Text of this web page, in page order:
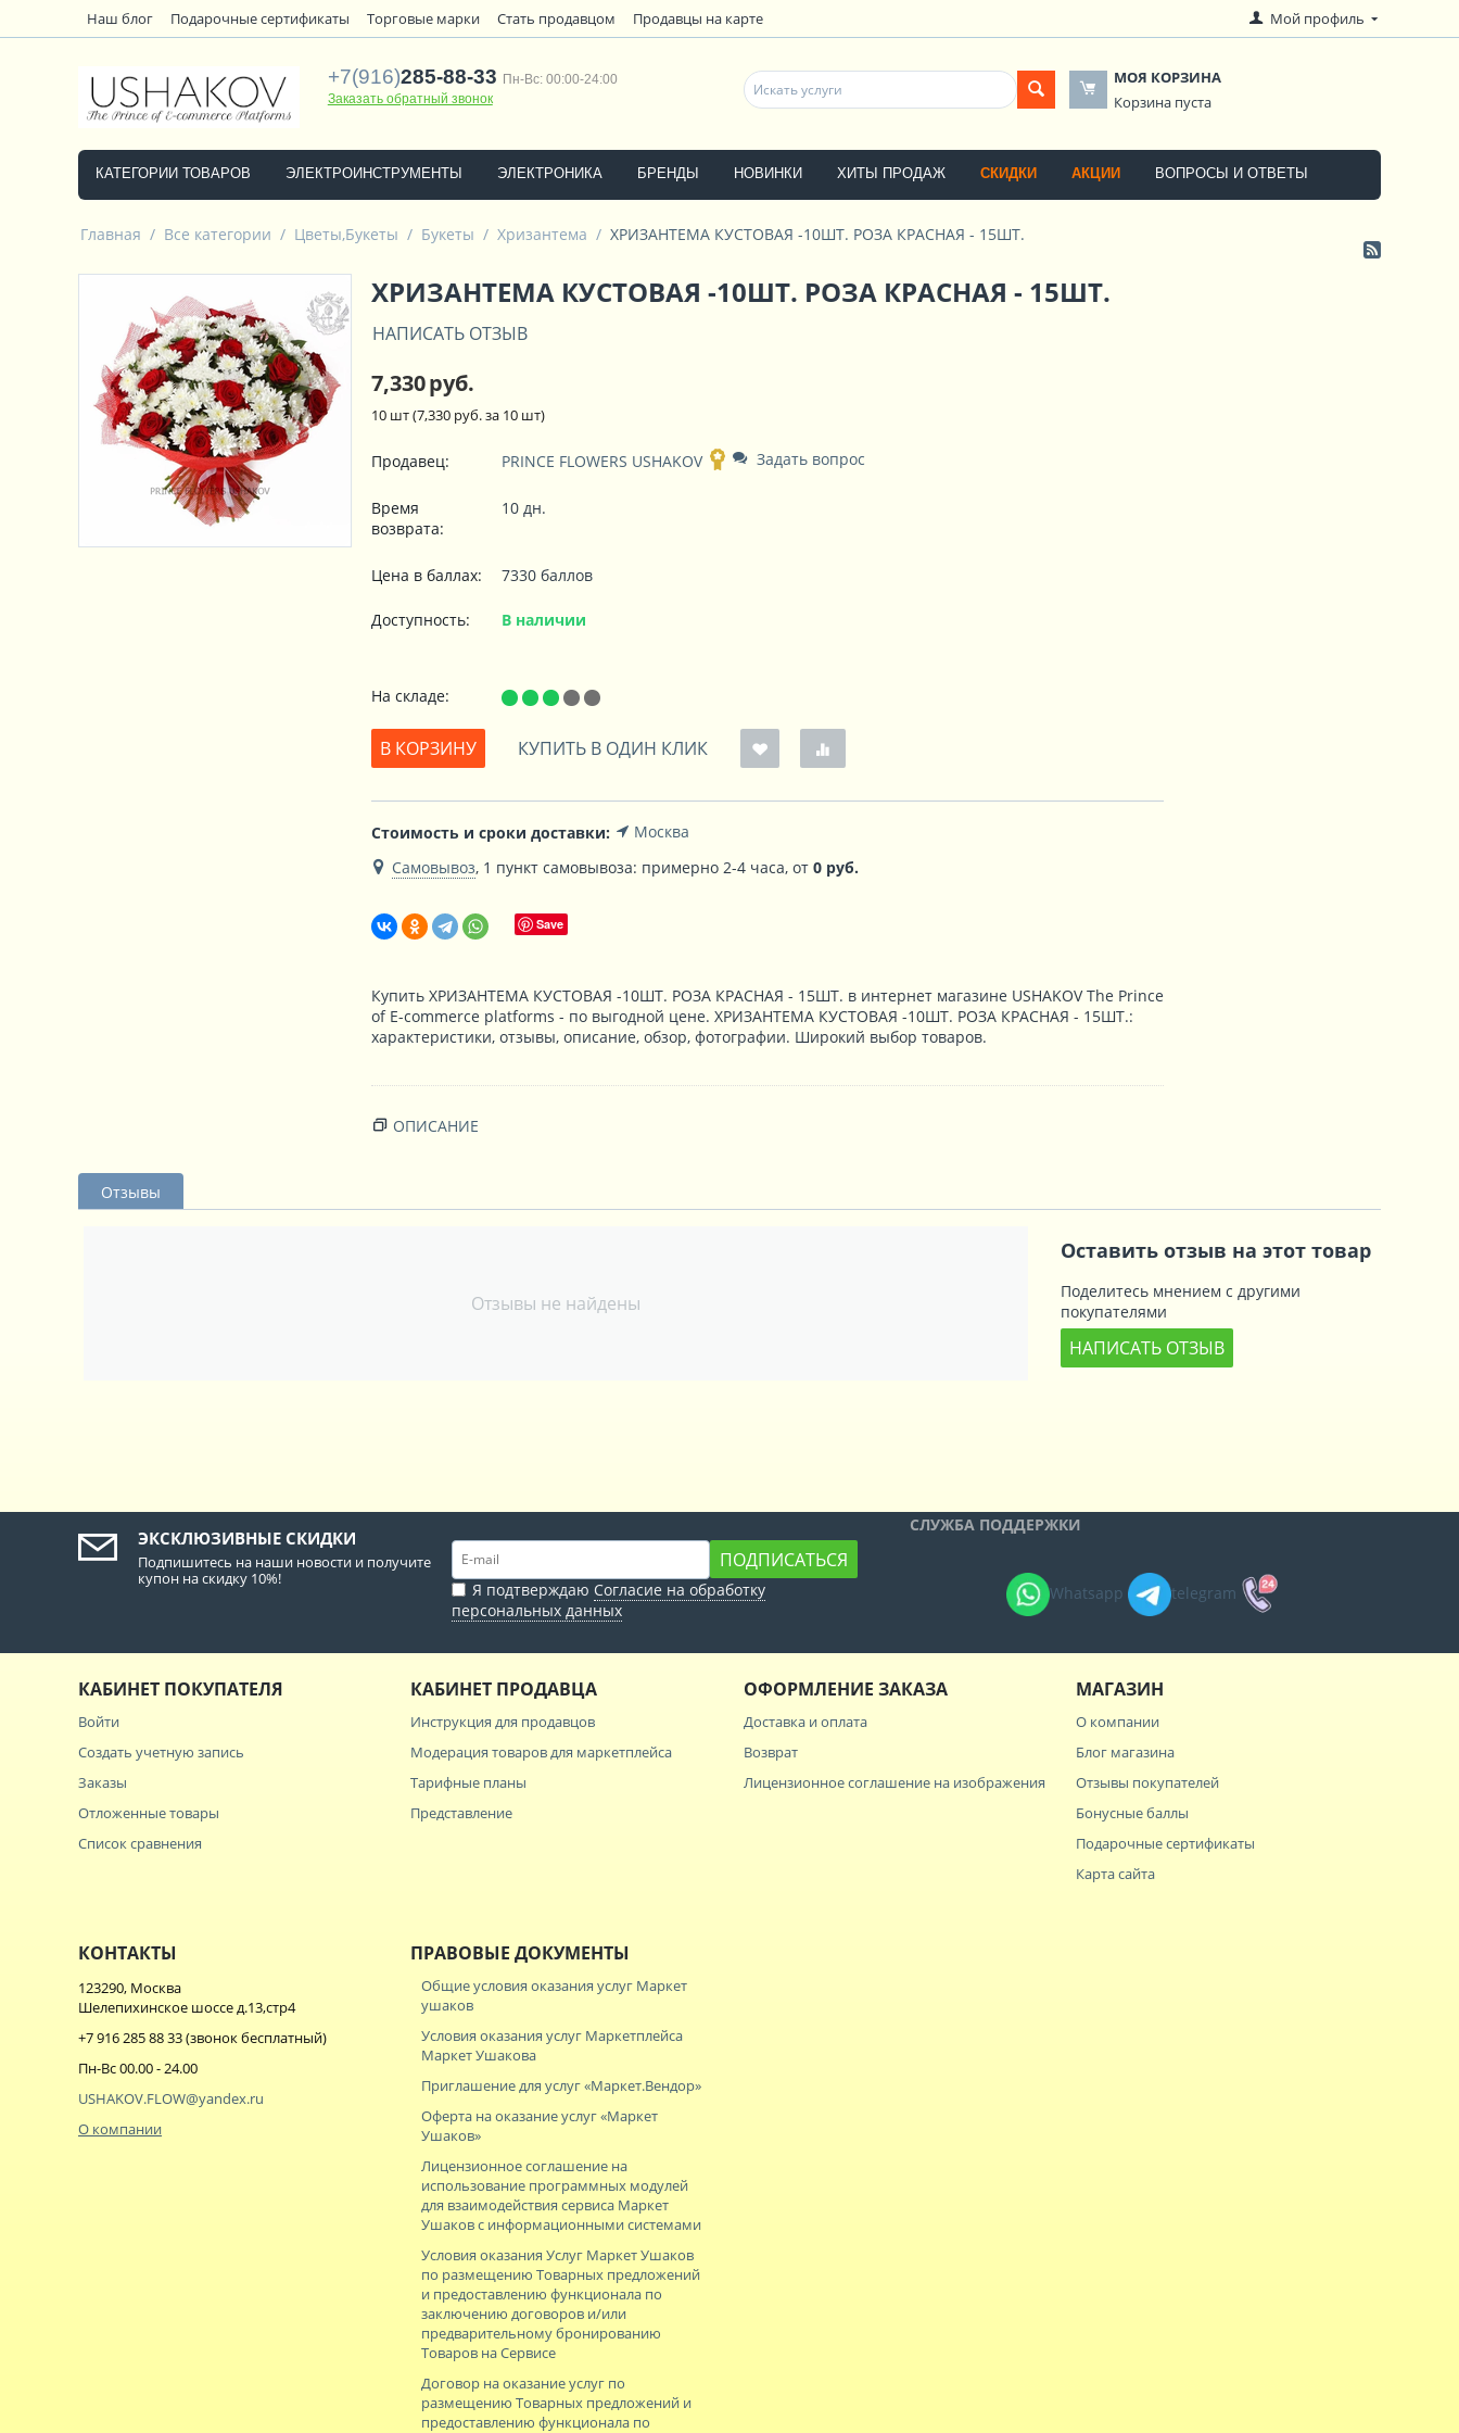
Наш блог Подарочные сертификаты Торговые марки Стать продавцом Продавцы на карте Мой профиль
+7(916)285-88-33 Пн-Вс: 00:00-24:00
Заказать обратный звонок
МОЯ КОРЗИНА
Корзина пуста
КАТЕГОРИИ ТОВАРОВ ЭЛЕКТРОИНСТРУМЕНТЫ ЭЛЕКТРОНИКА БРЕНДЫ НОВИНКИ ХИТЫ ПРОДАЖ СКИДКИ АКЦИИ ВОПРОСЫ И ОТВЕТЫ
Главная / Все категории / Цветы,Букеты / Букеты / Хризантема / ХРИЗАНТЕМА КУСТОВАЯ -10ШТ. РОЗА КРАСНАЯ - 15ШТ.
ХРИЗАНТЕМА КУСТОВАЯ -10ШТ. РОЗА КРАСНАЯ - 15ШТ.
НАПИСАТЬ ОТЗЫВ
7,330руб.
10 шт (7,330 руб. за 10 шт)
Продавец: PRINCE FLOWERS USHAKOV Задать вопрос
Время
возврата:
10 дн.
Цена в баллах: 7330 баллов
Доступность: В наличии
На складе:
В КОРЗИНУ КУПИТЬ В ОДИН КЛИК
Стоимость и сроки доставки:
Москва
Самовывоз, 1 пункт самовывоза: примерно 2-4 часа, от 0 руб.
Save
Купить ХРИЗАНТЕМА КУСТОВАЯ -10ШТ. РОЗА КРАСНАЯ - 15ШТ. в интернет магазине USHAKOV The Prince
of E-commerce platforms - по выгодной цене. ХРИЗАНТЕМА КУСТОВАЯ -10ШТ. РОЗА КРАСНАЯ - 15ШТ.:
характеристики, отзывы, описание, обзор, фотографии. Широкий выбор товаров.
ОПИСАНИЕ
Отзывы
Отзывы не найдены
Оставить отзыв на этот товар
Поделитесь мнением с другими
покупателями
НАПИСАТЬ ОТЗЫВ
ЭКСКЛЮЗИВНЫЕ СКИДКИ
Подпишитесь на наши новости и получите
купон на скидку 10%!
ПОДПИСАТЬСЯ
Я подтверждаю Согласие на обработку
персональных данных
СЛУЖБА ПОДДЕРЖКИ
Whatsapp telegram
КАБИНЕТ ПОКУПАТЕЛЯ
Войти
Создать учетную запись
Заказы
Отложенные товары
Список сравнения
КАБИНЕТ ПРОДАВЦА
Инструкция для продавцов
Модерация товаров для маркетплейса
Тарифные планы
Представление
ОФОРМЛЕНИЕ ЗАКАЗА
Доставка и оплата
Возврат
Лицензионное соглашение на изображения
МАГАЗИН
О компании
Блог магазина
Отзывы покупателей
Бонусные баллы
Подарочные сертификаты
Карта сайта
КОНТАКТЫ
123290, Москва
Шелепихинское шоссе д.13,стр4
+7 916 285 88 33(звонок бесплатный)
Пн-Вс 00.00 - 24.00
USHAKOV.FLOW@yandex.ru
О компании
ПРАВОВЫЕ ДОКУМЕНТЫ
Общие условия оказания услуг Маркет
ушаков
Условия оказания услуг Маркетплейса
Маркет Ушакова
Приглашение для услуг «Маркет.Вендор»
Оферта на оказание услуг «Маркет
Ушаков»
Лицензионное соглашение на
использование программных модулей
для взаимодействия сервиса Маркет
Ушаков с информационными системами
Условия оказания Услуг Маркет Ушаков
по размещению Товарных предложений
и предоставлению функционала по
заключению договоров и/или
предварительному бронированию
Товаров на Сервисе
Договор на оказание услуг по
размещению Товарных предложений и
предоставлению функционала по